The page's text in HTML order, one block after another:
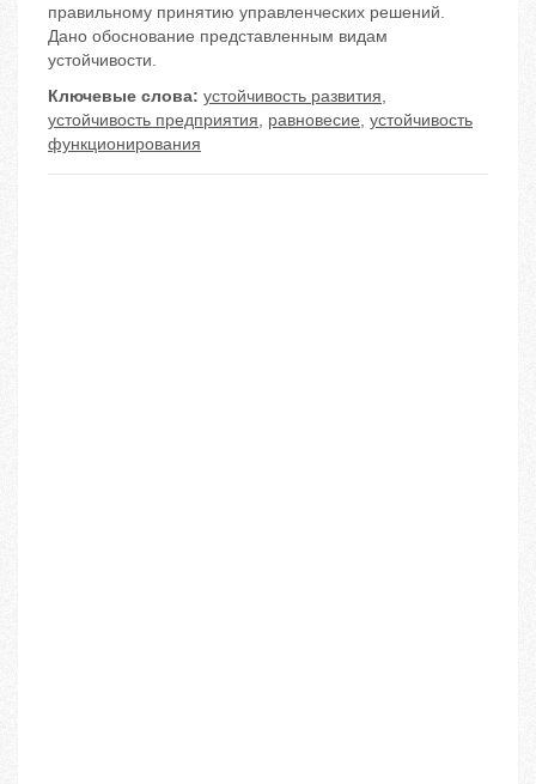
правильному принятию управленческих решений.
Дано обоснование представленным видам
устойчивости.
Ключевые слова: устойчивость развития,
устойчивость предприятия, равновесие, устойчивость
функционирования